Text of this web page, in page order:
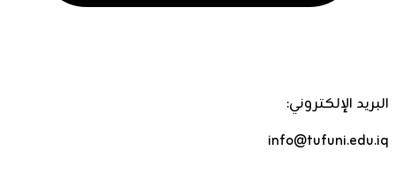
البريد الإلكتروني:
info@tufuni.edu.iq